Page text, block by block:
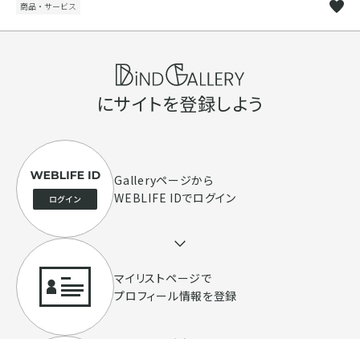
商品・サービス
にサイトを登録しよう
Galleryページから
WEBLIFE IDでログイン
マイリストページで
プロフィール情報を登録